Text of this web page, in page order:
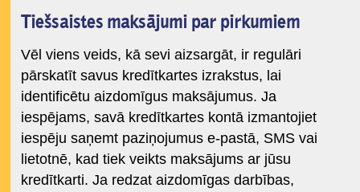
Tiešsaistes maksājumi par pirkumiem
Vēl viens veids, kā sevi aizsargāt, ir regulāri
pārskatīt savus kredītkartes izrakstus, lai
identificētu aizdomīgus maksājumus. Ja
iespējams, savā kredītkartes kontā izmantojiet
iespēju saņemt paziņojumus e-pastā, SMS vai
lietotnē, kad tiek veikts maksājums ar jūsu
kredītkarti. Ja redzat aizdomīgas darbības,